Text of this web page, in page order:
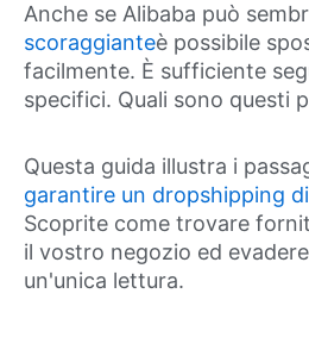
Anche se Alibaba può
scoraggianteè possibile
facilmente. È sufficiente
specifici. Quali sono questi
Questa guida illustra i
garantire un dropshipping
Scoprite come trovare
il vostro negozio ed
un'unica lettura.